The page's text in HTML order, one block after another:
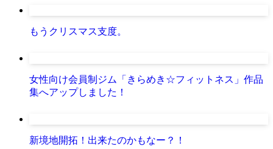
もうクリスマス支度。
女性向け会員制ジム「きらめき☆フィットネス」作品
集へアップしました！
新境地開拓！出来たのかもなー？！